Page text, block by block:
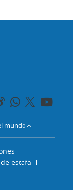
mundo
estafa